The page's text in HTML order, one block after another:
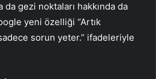
gezi noktaları hakkında da
yeni özelliği “Artık
sorun yeter.” ifadeleriyle